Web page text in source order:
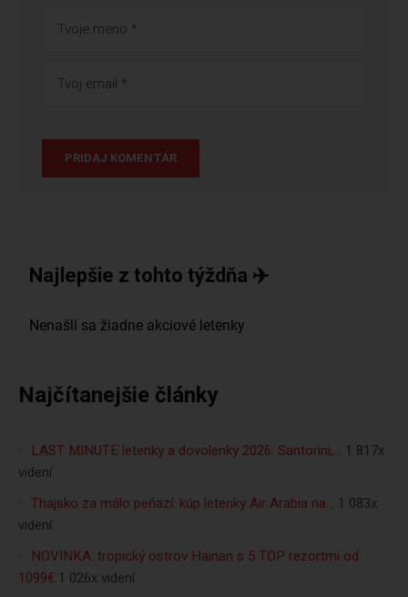
Najlepšie z tohto týždňa ✈️
Najčítanejšie články
LAST MINUTE letenky a dovolenky 2026: Santorini,… 1 817x
videní
Thajsko za málo peňazí: kúp letenky Air Arabia na… 1 083x
videní
NOVINKA: tropický ostrov Hainan s 5 TOP rezortmi od
1099€ 1 026x videní